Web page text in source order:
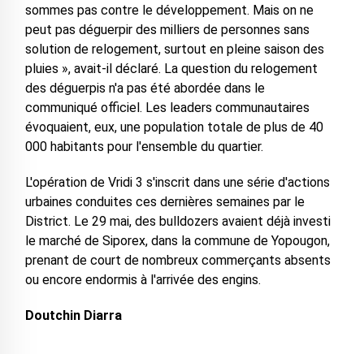
sommes pas contre le développement. Mais on ne
peut pas déguerpir des milliers de personnes sans
solution de relogement, surtout en pleine saison des
pluies », avait-il déclaré. La question du relogement
des déguerpis n'a pas été abordée dans le
communiqué officiel. Les leaders communautaires
évoquaient, eux, une population totale de plus de 40
000 habitants pour l'ensemble du quartier.
L'opération de Vridi 3 s'inscrit dans une série d'actions
urbaines conduites ces dernières semaines par le
District. Le 29 mai, des bulldozers avaient déjà investi
le marché de Siporex, dans la commune de Yopougon,
prenant de court de nombreux commerçants absents
ou encore endormis à l'arrivée des engins.
Doutchin Diarra